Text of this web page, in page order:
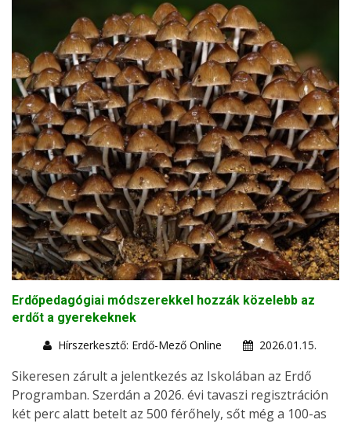
Erdőpedagógiai módszerekkel hozzák közelebb az
erdőt a gyerekeknek
Hírszerkesztő: Erdő-Mező Online
2026.01.15.
Sikeresen zárult a jelentkezés az Iskolában az Erdő
Programban. Szerdán a 2026. évi tavaszi regisztráción
két perc alatt betelt az 500 férőhely, sőt még a 100-as